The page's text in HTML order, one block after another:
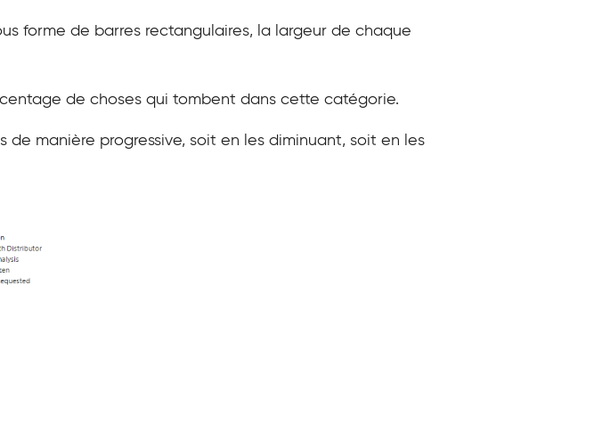
forme de barres rectangulaires, la largeur de chaque
de choses qui tombent dans cette catégorie.
manière progressive, soit en les diminuant, soit en les